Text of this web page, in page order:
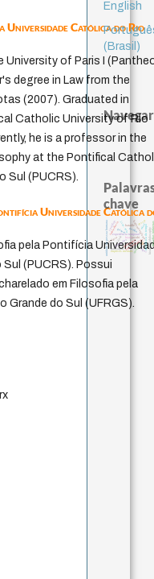
Universidade Católica do Rio
University of Paris I
degree in Law from the
(2007). Graduated in
Catholic University of Rio
he is a professor in the
at the Pontifical
Sul (PUCRS).
Universidade Católica
pela Pontifícia
(PUCRS). Possui
em Filosofia pela
Grande do Sul (UFRGS).
English
(Brasil)
Navegar
chave
fundamentalismo
jacobi
protágoras
experiência temporal metafísica do tempo
género
idade
intolerância history of philosophy
homem-medida filosofias indígenas
j.c.m. neto
palavra
perdón
leyes
violencia
guayaquil logos
pedagogia lei
unidade da pessoa humana arquivos mentais
desejo
sacrifício bataille mind